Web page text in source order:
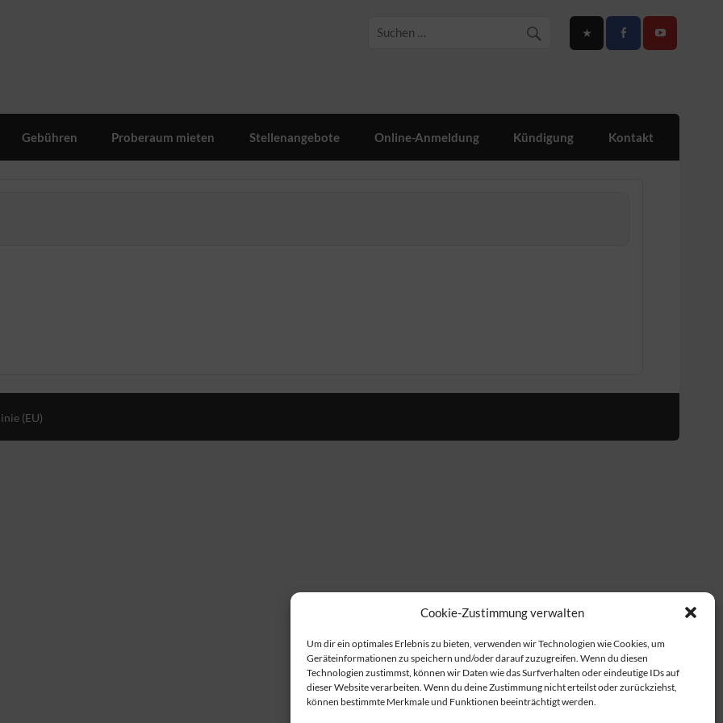
Cookie-Zustimmung verwalten
Um dir ein optimales Erlebnis zu bieten, verwenden wir Technologien wie Cookies, um
Geräteinformationen zu speichern und/oder darauf zuzugreifen. Wenn du diesen
Technologien zustimmst, können wir Daten wie das Surfverhalten oder eindeutige IDs auf
dieser Website verarbeiten. Wenn du deine Zustimmung nicht erteilst oder zurückziehst,
können bestimmte Merkmale und Funktionen beeinträchtigt werden.
Gebühren Proberaum mieten Stellenangebote Online-Anmeldung Kündigung Kontakt
(EU)